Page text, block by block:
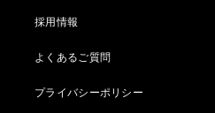
採用情報
よくあるご質問
プライバシーポリシー